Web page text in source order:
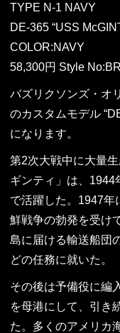
TYPE N-1 NAVY
DE-365 “USS
COLOR:NAVY
58,300円 Style
バズリクソンズ・オ
のカスタムモデル
になります。
第2次大戦中に大量
ギンティ」は、1944
で活躍した。1947年
鮮戦争の勃発を受け
島に届ける輸送船団
どの任務に就いた。
その後は予備役に編
を母港にして、引き
た。多くのアメリカ